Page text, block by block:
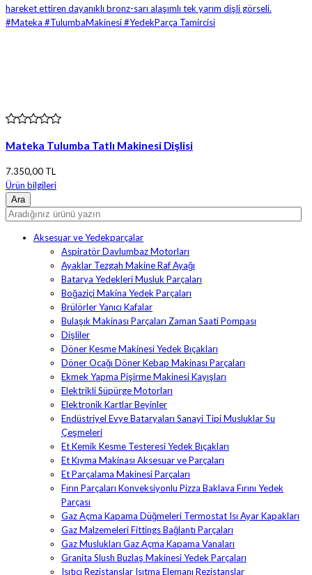
Mateka Tulumba Tatlı Makinesi Dişlisi
7.350,00 TL
Ürün bilgileri
Aksesuar ve Yedekparçalar
Aspiratör Davlumbaz Motorları
Ayaklar Tezgah Makine Raf Ayağı
Batarya Yedekleri Musluk Parçaları
Boğaziçi Makina Yedek Parçaları
Brülörler Yanıcı Kafalar
Bulaşık Makinası Parçaları Zaman Saati Pompası
Dişliler
Döner Kesme Makinesi Yedek Bıçakları
Döner Ocağı Döner Kebap Makinası Parçaları
Ekmek Yapma Pişirme Makinesi Kayışları
Elektrikli Süpürge Motorları
Elektronik Kartlar Beyinler
Endüstriyel Evye Bataryaları Sanayi Tipi Musluklar Su
Çeşmeleri
Et Kemik Kesme Testeresi Yedek Bıçakları
Et Kıyma Makinası Aksesuar ve Parçaları
Et Parçalama Makinesi Parçaları
Fırın Parçaları Konveksiyonlu Pizza Baklava Fırını Yedek
Parçası
Gaz Açma Kapama Düğmeleri Termostat Isı Ayar Kapakları
Gaz Malzemeleri Fittings Bağlantı Parçaları
Gaz Muslukları Gaz Açma Kapama Vanaları
Granita Slush Buzlaş Makinesi Yedek Parçaları
Isıtıcı Rezistanslar Isıtma Elemanı Rezistanslar